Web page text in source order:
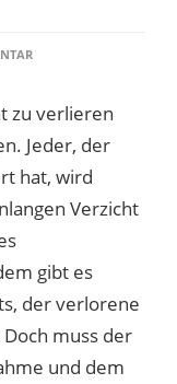
ZU
WEG
ZUR
TRAUMFIGUR
–
WEGE,
WUNSCHGEWICHT
SCHNELLER
ERREICHEN!
zu verlieren
Jeder, der
hat, wird
Verzicht
gibt es
der verlorene
muss der
und dem